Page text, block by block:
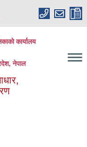
कार्यालय
नेपाल